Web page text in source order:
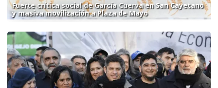
Fuerte crítica social de García Cuerva en San Cayetano
y masiva movilización a Plaza de Mayo